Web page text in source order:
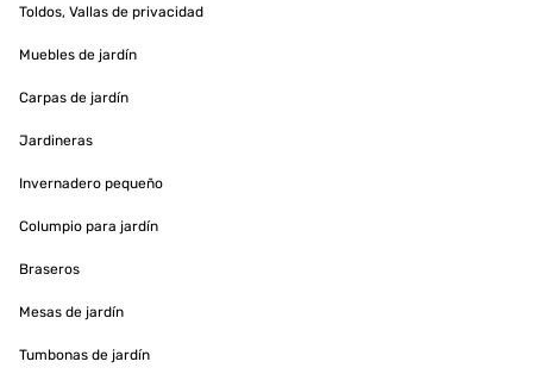
Toldos, Vallas de privacidad
Muebles de jardín
Carpas de jardín
Jardineras
Invernadero pequeño
Columpio para jardín
Braseros
Mesas de jardín
Tumbonas de jardín